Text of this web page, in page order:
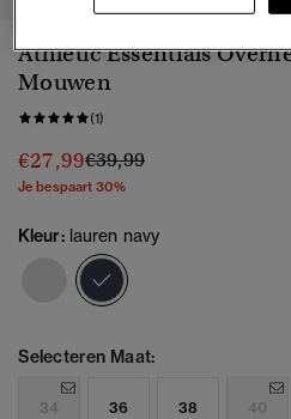
Athletic Essentials
Mouwen
(1)
€27,99Prijs verlaagd van
€39,99naar
Je bespaart 30%
Kleur: lauren navy
Selecteren Maat:
34 36 38 40